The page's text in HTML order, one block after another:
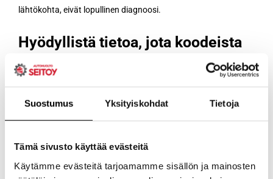
Suostumus Yksityiskohdat Tietoja
Tämä sivusto käyttää evästeitä
Käytämme evästeitä tarjoamamme sisällön ja mainosten
lähtökohta, eivät lopullinen diagnoosi.
Hyödyllistä tietoa, jota koodeista
voi löytyä
lämpötilassa ja kuormalla vika tallentui.
Pendingvs.confirmed: alustava havainto verrattuna
Järjestelmäkohtaiset lisätiedot: esimerkiksi
sylinterikohtainen sytytyskatko tai anturin signaalin